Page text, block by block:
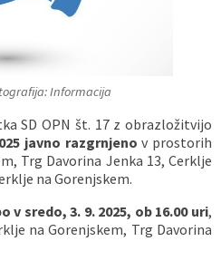
Informacija
SD OPN št. 17 z obrazložitvijo
javno razgrnjeno v prostorih
Trg Davorina Jenka 13, Cerklje
na Gorenjskem.
v sredo, 3. 9. 2025, ob 16.00 uri,
na Gorenjskem, Trg Davorina